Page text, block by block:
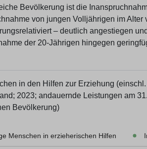
Bevölkerung ist die
von jungen Volljährigen im
– deutlich angestiegen
der 20-Jährigen hingegen
in den Hilfen zur Erziehung
2023; andauernde Leistungen am
Bevölkerung)
Menschen in erzieherischen Hilfen